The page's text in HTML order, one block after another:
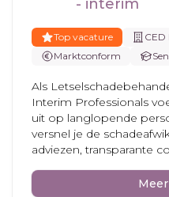
- interim
Top vacature
CED
Marktconform
Als
Interim Professionals
uit op langlopende
versnel je de
adviezen, transparante